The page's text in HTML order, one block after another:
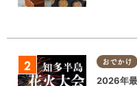
おでかけ
2026年